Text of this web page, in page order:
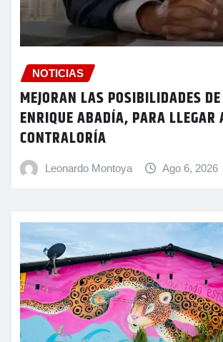
NOTICIAS
MEJORAN LAS POSIBILIDADES
ENRIQUE ABADÍA, PARA LLEGAR
CONTRALORÍA
Leonardo Montoya Ago 6, 2026